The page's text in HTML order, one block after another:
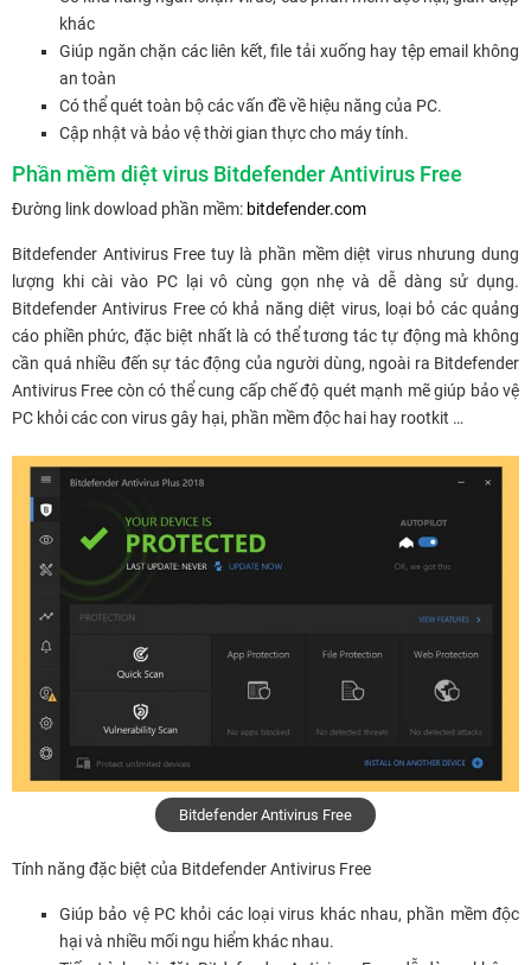
khác
Giúp ngăn chặn các liên kết, file tải xuống hay tệp email không
an toàn
Có thể quét toàn bộ các vấn đề về hiệu năng của PC.
Cập nhật và bảo vệ thời gian thực cho máy tính.
Phần mềm diệt virus Bitdefender Antivirus Free
Đường link dowload phần mềm: bitdefender.com
Bitdefender Antivirus Free tuy là phần mềm diệt virus nhưung dung
lượng khi cài vào PC lại vô cùng gọn nhẹ và dễ dàng sử dụng.
Bitdefender Antivirus Free có khả năng diệt virus, loại bỏ các quảng
cáo phiền phức, đặc biệt nhất là có thể tương tác tự động mà không
cần quá nhiều đến sự tác động của người dùng, ngoài ra Bitdefender
Antivirus Free còn có thể cung cấp chế độ quét mạnh mẽ giúp bảo vệ
PC khỏi các con virus gây hại, phần mềm độc hai hay rootkit …
Bitdefender Antivirus Free
Tính năng đặc biệt của Bitdefender Antivirus Free
Giúp bảo vệ PC khỏi các loại virus khác nhau, phần mềm độc
hại và nhiều mối ngu hiểm khác nhau.